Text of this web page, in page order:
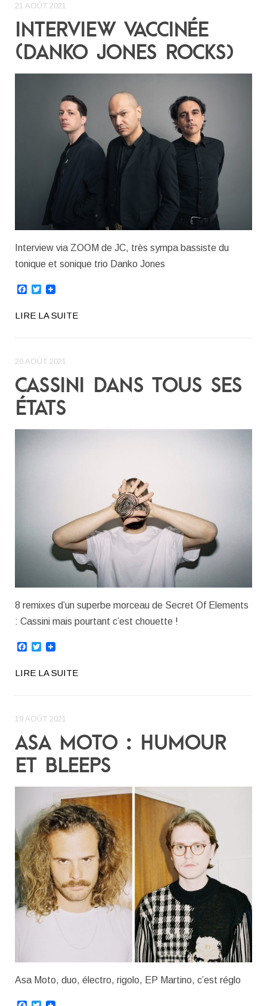
21 AOÛT 2021
INTERVIEW VACCINÉE
(DANKO JONES ROCKS)
Interview via ZOOM de JC, très sympa bassiste du
tonique et sonique trio Danko Jones
Facebook
Twitter
LIRE LA SUITE
20 AOÛT 2021
CASSINI DANS TOUS SES
ÉTATS
8 remixes d’un superbe morceau de Secret Of Elements
: Cassini mais pourtant c’est chouette !
Facebook
Twitter
LIRE LA SUITE
19 AOÛT 2021
ASA MOTO : HUMOUR
ET BLEEPS
Asa Moto, duo, électro, rigolo, EP Martino, c’est réglo